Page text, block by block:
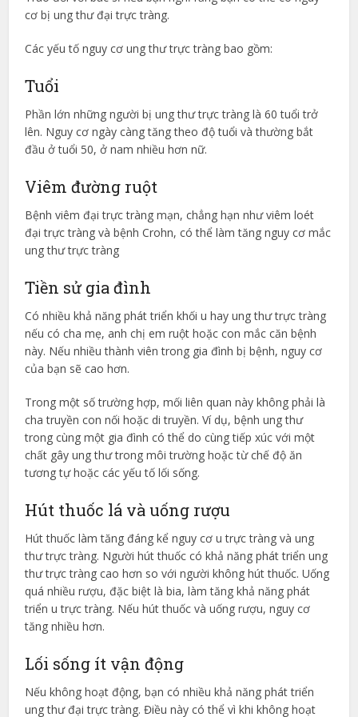
cơ bị ung thư đại trực tràng.
Các yếu tố nguy cơ ung thư trực tràng bao gồm:
Tuổi
Phần lớn những người bị ung thư trực tràng là 60 tuổi trở
lên. Nguy cơ ngày càng tăng theo độ tuổi và thường bắt
đầu ở tuổi 50, ở nam nhiều hơn nữ.
Viêm đường ruột
Bệnh viêm đại trực tràng mạn, chẳng hạn như viêm loét
đại trực tràng và bệnh Crohn, có thể làm tăng nguy cơ mắc
ung thư trực tràng
Tiền sử gia đình
Có nhiều khả năng phát triển khối u hay ung thư trực tràng
nếu có cha mẹ, anh chị em ruột hoặc con mắc căn bệnh
này. Nếu nhiều thành viên trong gia đình bị bệnh, nguy cơ
của bạn sẽ cao hơn.
Trong một số trường hợp, mối liên quan này không phải là
cha truyền con nối hoặc di truyền. Ví dụ, bệnh ung thư
trong cùng một gia đình có thể do cùng tiếp xúc với một
chất gây ung thư trong môi trường hoặc từ chế độ ăn
tương tự hoặc các yếu tố lối sống.
Hút thuốc lá và uống rượu
Hút thuốc làm tăng đáng kể nguy cơ u trực tràng và ung
thư trực tràng. Người hút thuốc có khả năng phát triển ung
thư trực tràng cao hơn so với người không hút thuốc. Uống
quá nhiều rượu, đặc biệt là bia, làm tăng khả năng phát
triển u trực tràng. Nếu hút thuốc và uống rượu, nguy cơ
tăng nhiều hơn.
Lối sống ít vận động
Nếu không hoạt động, bạn có nhiều khả năng phát triển
ung thư đại trực tràng. Điều này có thể vì khi không hoạt